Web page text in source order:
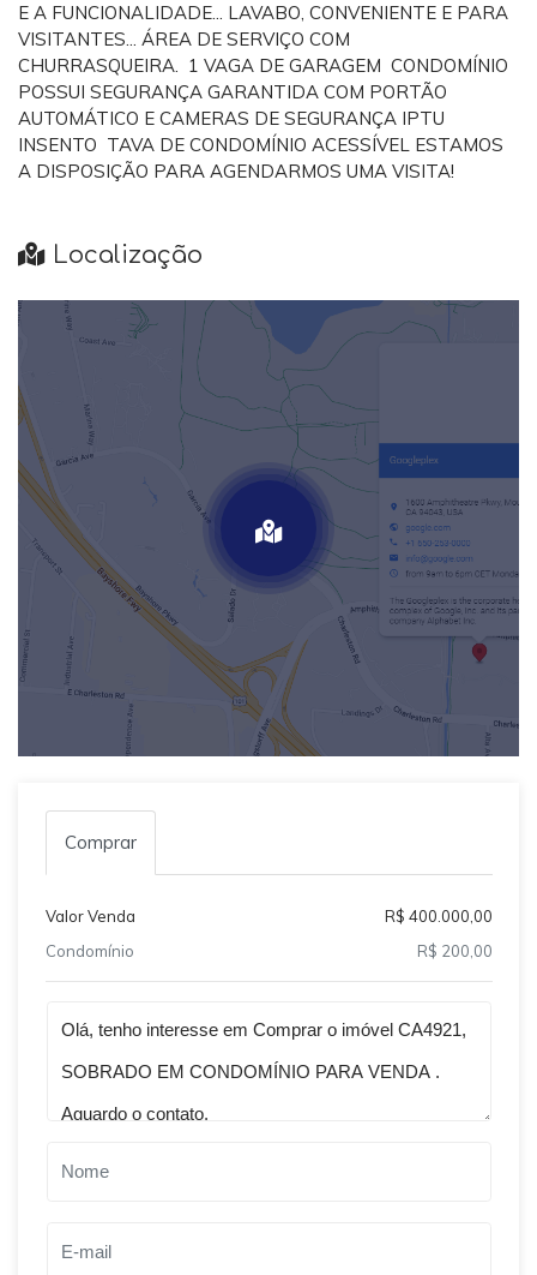
E A FUNCIONALIDADE... LAVABO, CONVENIENTE E PARA
VISITANTES... ÁREA DE SERVIÇO COM
CHURRASQUEIRA. 1 VAGA DE GARAGEM CONDOMÍNIO
POSSUI SEGURANÇA GARANTIDA COM PORTÃO
AUTOMÁTICO E CAMERAS DE SEGURANÇA IPTU
INSENTO TAVA DE CONDOMÍNIO ACESSÍVEL ESTAMOS
A DISPOSIÇÃO PARA AGENDARMOS UMA VISITA!
Localização
Comprar
Valor Venda
R$ 400.000,00
Condomínio
R$ 200,00